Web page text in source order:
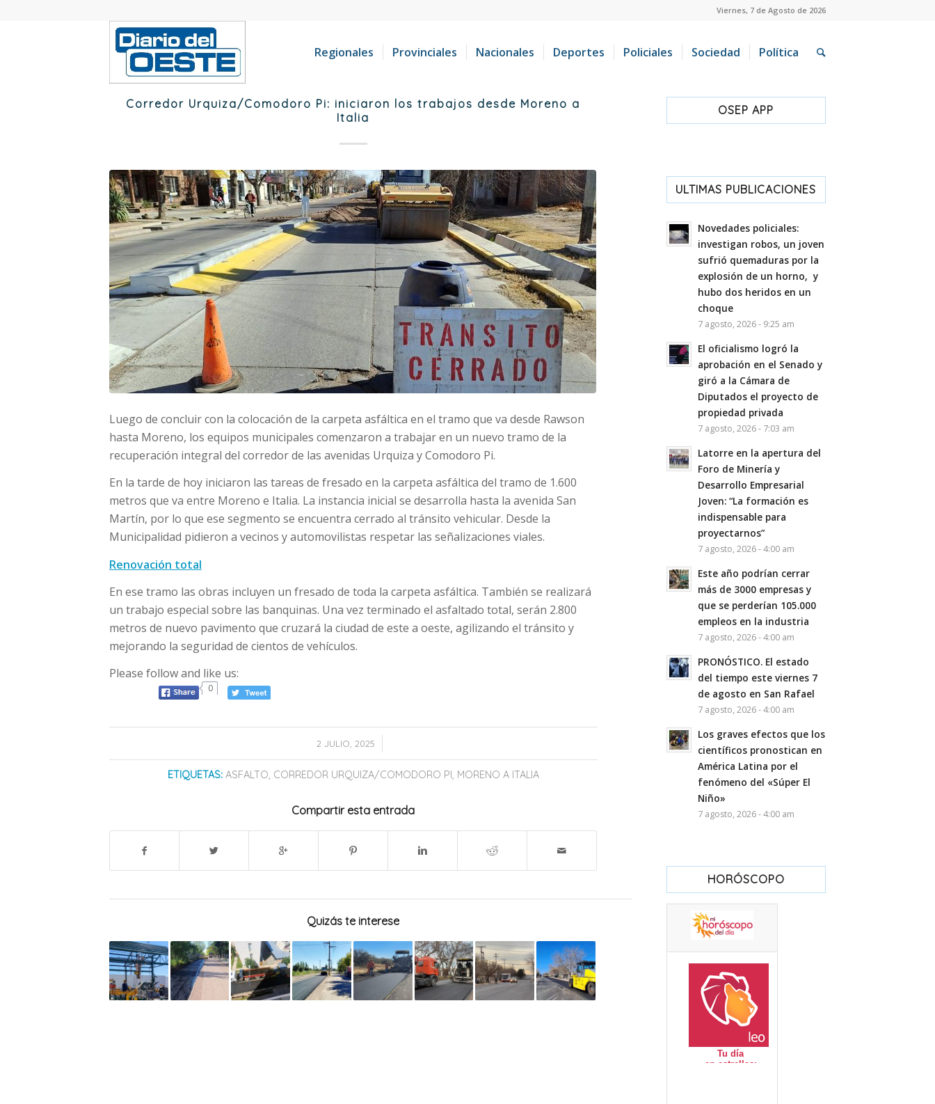
Viernes, 7 de Agosto de 2026
Regionales Provinciales Nacionales Deportes Policiales Sociedad Política
Corredor Urquiza/Comodoro Pi: iniciaron los trabajos desde Moreno a
Italia
Luego de concluir con la colocación de la carpeta asfáltica en el tramo que va desde Rawson
hasta Moreno, los equipos municipales comenzaron a trabajar en un nuevo tramo de la
recuperación integral del corredor de las avenidas Urquiza y Comodoro Pi.
En la tarde de hoy iniciaron las tareas de fresado en la carpeta asfáltica del tramo de 1.600
metros que va entre Moreno e Italia. La instancia inicial se desarrolla hasta la avenida San
Martín, por lo que ese segmento se encuentra cerrado al tránsito vehicular. Desde la
Municipalidad pidieron a vecinos y automovilistas respetar las señalizaciones viales.
Renovación total
En ese tramo las obras incluyen un fresado de toda la carpeta asfáltica. También se realizará
un trabajo especial sobre las banquinas. Una vez terminado el asfaltado total, serán 2.800
metros de nuevo pavimento que cruzará la ciudad de este a oeste, agilizando el tránsito y
mejorando la seguridad de cientos de vehículos.
Please follow and like us:
0
2 JULIO, 2025
/
ETIQUETAS: ASFALTO, CORREDOR URQUIZA/COMODORO PI , MORENO A ITALIA
Compartir esta entrada
Quizás te interese
OSEP APP
ULTIMAS PUBLICACIONES
Novedades policiales:
investigan robos, un joven
sufrió quemaduras por la
explosión de un horno, y
hubo dos heridos en un
choque
7 agosto, 2026 - 9:25 am
El oficialismo logró la
aprobación en el Senado y
giró a la Cámara de
Diputados el proyecto de
propiedad privada
7 agosto, 2026 - 7:03 am
Latorre en la apertura del
Foro de Minería y
Desarrollo Empresarial
Joven: “La formación es
indispensable para
proyectarnos”
7 agosto, 2026 - 4:00 am
Este año podrían cerrar
más de 3000 empresas y
que se perderían 105.000
empleos en la industria
7 agosto, 2026 - 4:00 am
PRONÓSTICO. El estado
del tiempo este viernes 7
de agosto en San Rafael
7 agosto, 2026 - 4:00 am
Los graves efectos que los
científicos pronostican en
América Latina por el
fenómeno del «Súper El
Niño»
7 agosto, 2026 - 4:00 am
HORÓSCOPO